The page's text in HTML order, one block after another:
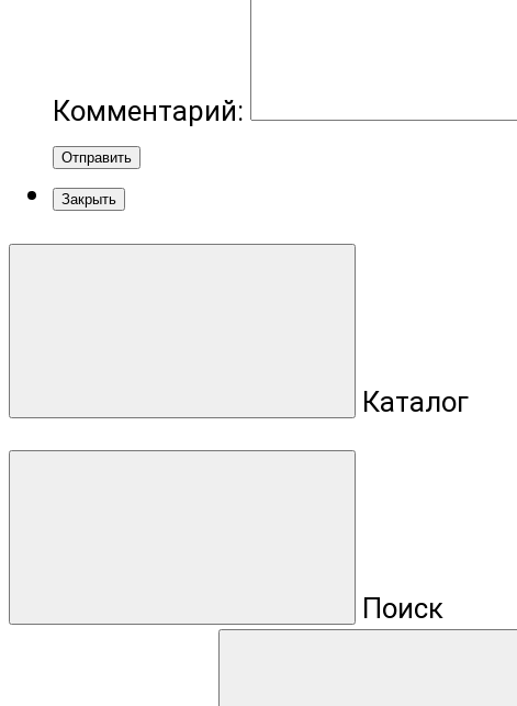
Комментарий:
Отправить
Закрыть
Каталог
Поиск